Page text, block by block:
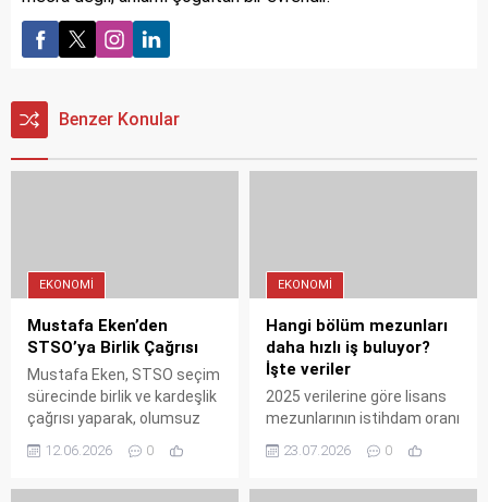
Benzer Konular
EKONOMI
Mustafa Eken’den
STSO’ya Birlik Çağrısı
Mustafa Eken, STSO seçim
sürecinde birlik ve kardeşlik
çağrısı yaparak, olumsuz
söylemlerden kaçınacağını
taahhüt etti. Üyelere özgür
12.06.2026 0
EKONOMI
Hangi bölüm mezunları
daha hızlı iş buluyor?
İşte veriler
2025 verilerine göre lisans
mezunlarının istihdam oranı
yüzde 73,9. Tıp mezunları
yüzde 95,5 ile zirvede. En
23.07.2026 0